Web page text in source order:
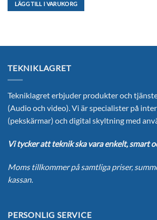
LÄGG TILL I VARUKORG
TEKNIKLAGRET
Tekniklagret erbjuder produkter och
(Audio och video). Vi är specialister på
(pekskärmar) och digital skyltning med
Vi tycker att teknik ska vara enkelt, smart
Moms tillkommer på samtliga priser,
kassan.
PERSONLIG SERVICE